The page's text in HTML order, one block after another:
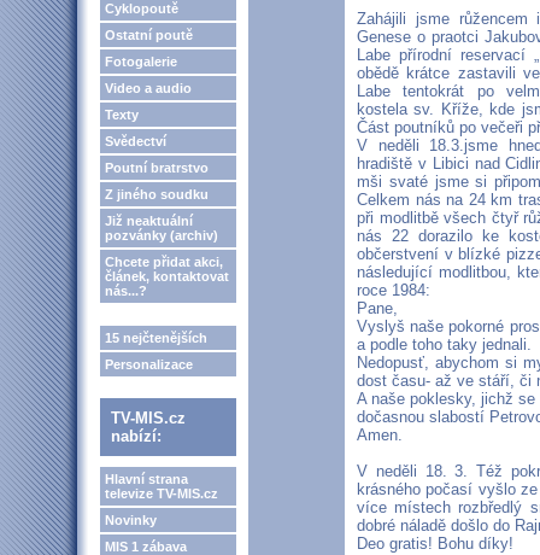
Cyklopoutě
Ostatní poutě
Fotogalerie
Video a audio
Texty
Svědectví
Poutní bratrstvo
Z jiného soudku
Již neaktuální
pozvánky (archiv)
Chcete přidat akci,
článek, kontaktovat
nás...?
15 nejčtenějších
Personalizace
TV-MIS.cz
nabízí:
Hlavní strana
televize TV-MIS.cz
Novinky
MIS 1 zábava
Zahájili jsme
Genese o praotci
Labe přírodní reservací
obědě krátce zastavili
Labe tentokrát po
kostela sv. Kříže, kde
Část poutníků po večeři
V neděli 18.3.jsme
hradiště v Libici nad
mši svaté jsme si
Celkem nás na 24 km
při modlitbě všech čtyř
nás 22 dorazilo ke
občerstvení v blízké
následující modlitbou,
roce 1984:
Pane,
Vyslyš naše pokorné
a podle toho taky jednali.
Nedopusť, abychom si
dost času- až ve stáří, či
A naše poklesky, jichž
dočasnou slabostí
Amen.
V neděli 18. 3. Též
krásného počasí vyšlo
více místech rozbředlý
dobré náladě došlo do
Deo gratis! Bohu díky!